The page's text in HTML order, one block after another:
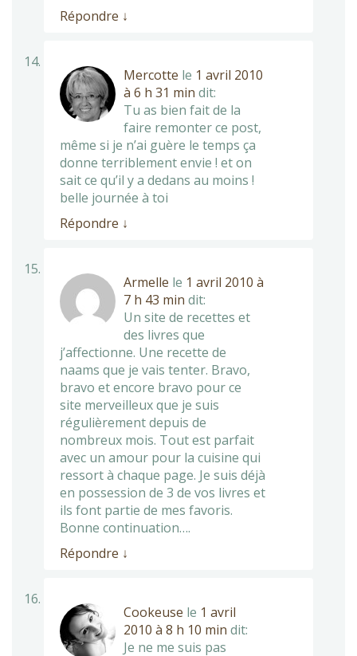
Répondre ↓
Mercotte le 1 avril 2010
à 6 h 31 min dit:
Tu as bien fait de la
faire remonter ce post,
même si je n’ai guère le temps ça
donne terriblement envie ! et on
sait ce qu’il y a dedans au moins !
belle journée à toi
Répondre ↓
Armelle le 1 avril 2010 à
7 h 43 min dit:
Un site de recettes et
des livres que
j’affectionne. Une recette de
naams que je vais tenter. Bravo,
bravo et encore bravo pour ce
site merveilleux que je suis
régulièrement depuis de
nombreux mois. Tout est parfait
avec un amour pour la cuisine qui
ressort à chaque page. Je suis déjà
en possession de 3 de vos livres et
ils font partie de mes favoris.
Bonne continuation….
Répondre ↓
Cookeuse le 1 avril
2010 à 8 h 10 min dit:
Je ne me suis pas